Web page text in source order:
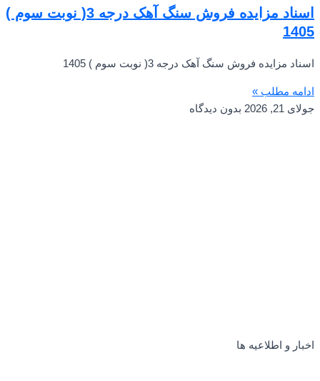
اسناد مزایده فروش سنگ آهک درجه 3( نوبت سوم )
1405
اسناد مزایده فروش سنگ آهک درجه 3( نوبت سوم ) 1405
ادامه مطلب »
جولای 21, 2026
بدون دیدگاه
اخبار و اطلاعیه ها